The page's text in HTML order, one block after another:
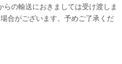
らの輸送におきましては受け渡しま
合がございます。予めご了承くだ